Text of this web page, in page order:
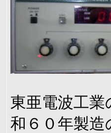
東亜電波工
和６０年製